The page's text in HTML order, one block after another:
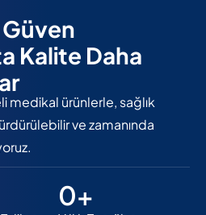
Kalite Daha
medikal ürünlerle, sağlık
ve zamanında
0+